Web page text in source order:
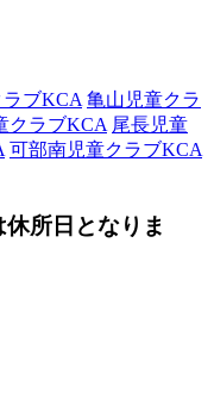
ブKCA 亀山児童クラ
クラブKCA 尾長児童
可部南児童クラブKCA
所日となりま